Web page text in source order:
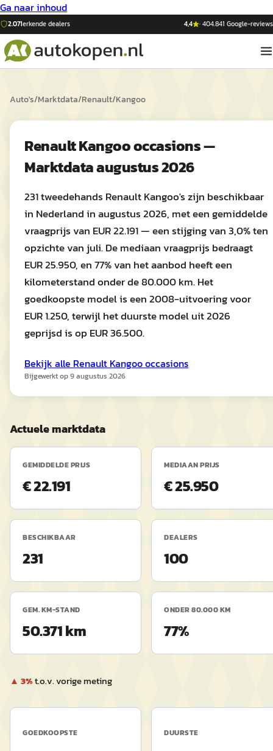
Ga naar inhoud
2.071erkende dealers 4,4 ·404.841 Google-reviews
Auto's/Marktdata/Renault/Kangoo
Renault Kangoo occasions —
Marktdata augustus 2026
231 tweedehands Renault Kangoo's zijn beschikbaar
in Nederland in augustus 2026, met een gemiddelde
vraagprijs van EUR 22.191 — een stijging van 3,0% ten
opzichte van juli. De mediaan vraagprijs bedraagt
EUR 25.950, en 77% van het aanbod heeft een
kilometerstand onder de 80.000 km. Het
goedkoopste model is een 2008-uitvoering voor
EUR 1.250, terwijl het duurste model uit 2026
geprijsd is op EUR 36.500.
Bekijk alle Renault Kangoooccasions
Bijgewerkt op9 augustus 2026
Actuele marktdata
GEMIDDELDE PRIJS
€ 22.191
MEDIAAN PRIJS
€ 25.950
BESCHIKBAAR
231
DEALERS
100
GEM. KM-STAND
50.371 km
ONDER 80.000 KM
77%
▲ 3%t.o.v. vorige meting
GOEDKOOPSTE DUURSTE